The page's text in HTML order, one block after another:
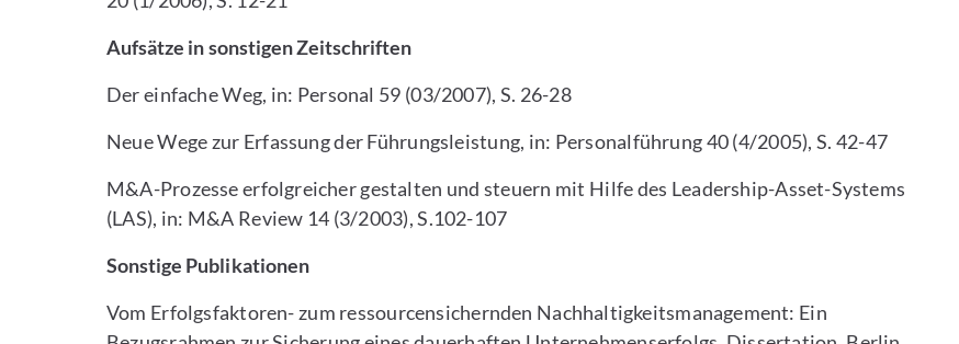
Aufsätze in sonstigen Zeitschriften
Der einfache Weg, in: Personal 59 (03/2007), S. 26-28
Neue Wege zur Erfassung der Führungsleistung, in: Personalführung 40 (4/2005), S. 42-47
M&A-Prozesse erfolgreicher gestalten und steuern mit Hilfe des Leadership-Asset-Systems
(LAS), in: M&A Review 14 (3/2003), S.102-107
Sonstige Publikationen
Vom Erfolgsfaktoren- zum ressourcensichernden Nachhaltigkeitsmanagement: Ein